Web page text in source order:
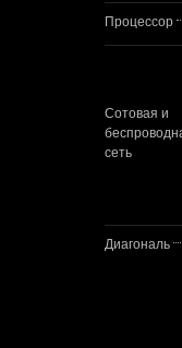
Процессор
Сотовая и
сеть
Диагональ